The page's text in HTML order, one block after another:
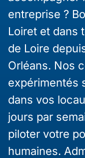
entreprise ?
Loiret et dans
de Loire
Orléans. Nos
expérimentés
dans vos
jours par
piloter votre
humaines.